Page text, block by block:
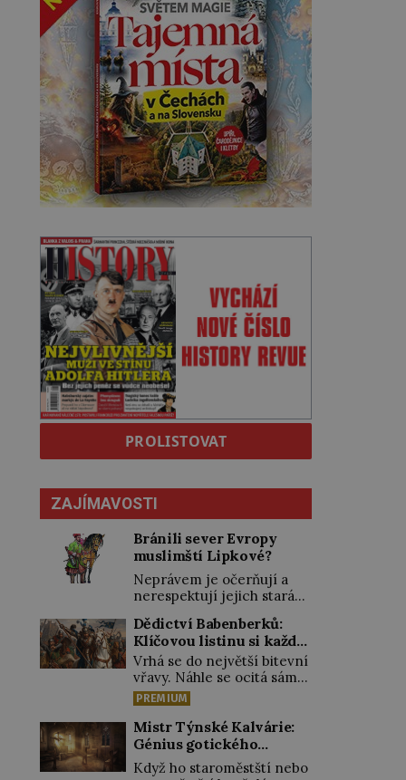
PROLISTOVAT
ZAJÍMAVOSTI
Bránili sever Evropy
muslimští Lipkové?
Neprávem je očerňují a
nerespektují jejich stará
přestali vyplácet
dohodnutý žold! Lipkové
proti těmto „podrazům“
hlasitě protestují, jenže
spravedlnosti nedosáhnou.
Proto se rozhodnou
vypovědět polské koruně
poslušnost a přeběhnou k
Osmanům! V Litvě se na
počátku 15. století usazují
Dědictví Babenberků:
Klíčovou listinu si každý
vykládal po svém
Vrhá se do největší bitevní
vřavy. Náhle se ocitá sám
uprostřed nepřátel. Nikdo
z jeho věrných si toho ani
nepovšiml. Rakouský
vévoda Fridrich II. padne
15. června 1246 při střetu s
Uhry na Litavě. „Tvrdý
PREMIUM
Mistr Týnské Kalvárie:
Génius gotického
řezbářství působil v
Když ho staroměstští nebo